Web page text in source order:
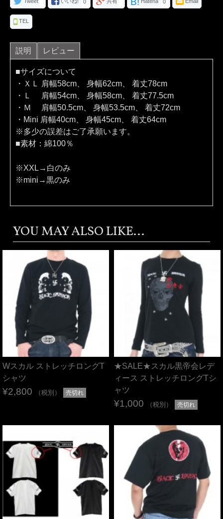
0 0
TEL
説明 レビュー
■サイズについて
・ＸＬ 肩幅58cm、 身幅62cm、 着丈78cm
・Ｌ 肩幅54cm、 身幅58cm、 着丈77.5cm
・Ｍ 肩幅50.5cm、 身幅53.5cm、 着丈72cm
・Mini 肩幅40cm、 身幅45cm、 着丈64cm
※多少の誤差はご了承願います。
■素材：綿100％
※XXL→白のみ
※mini→黒のみ
YOU MAY ALSO LIKE...
Wスカル ストレッチロングT
シャツ
¥2,800 （税別） 売切れ
★SALE★スカル黒帝会レデ
ィース ストレッチロングTシ
ャツ
¥1,000 （税別） 売切れ